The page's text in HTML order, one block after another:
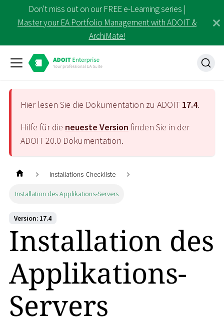
Don't miss out on our FREE e-Learning series |
Master your EA Portfolio Management with ADOIT &
ArchiMate!
Hier lesen Sie die Dokumentation zu ADOIT 17.4.
Hilfe für die neueste Version finden Sie in der
ADOIT20.0 Dokumentation.
Installations-Checkliste
Installation des Applikations-Servers
Version: 17.4
Installation des
Applikations-
Servers